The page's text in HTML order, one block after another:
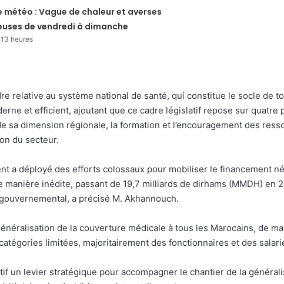
météo : Vague de chaleur et averses
de vendredi à dimanche
heures
relative au système national de santé, qui constitue le socle de
et efficient, ajoutant que ce cadre législatif repose sur quatre
sa dimension régionale, la formation et l’encouragement des
du secteur.
a déployé des efforts colossaux pour mobiliser le financement
inédite, passant de 19,7 milliards de dirhams (MMDH) en
a précisé M. Akhannouch.
de la couverture médicale à tous les Marocains, de
limitées, majoritairement des fonctionnaires et des
un levier stratégique pour accompagner le chantier de la